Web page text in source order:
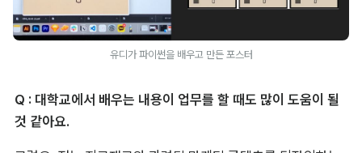
유디가 파이썬을 배우고 만든 포스터
Q : 대학교에서 배우는 내용이 업무를 할 때도 많이 도움이 될
것 같아요.